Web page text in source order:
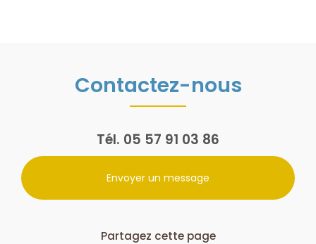
Contactez-nous
Tél. 05 57 91 03 86
Envoyer un message
Partagez cette page